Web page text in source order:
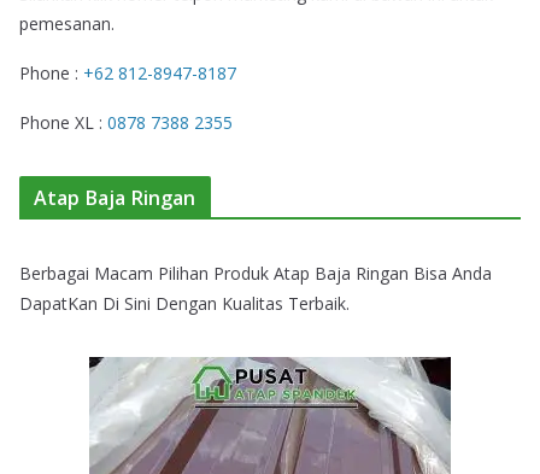
pemesanan.
Phone : +62 812-8947-8187
Phone XL : 0878 7388 2355
Atap Baja Ringan
Berbagai Macam Pilihan Produk Atap Baja Ringan Bisa Anda
DapatKan Di Sini Dengan Kualitas Terbaik.